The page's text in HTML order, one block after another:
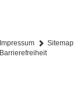
Impressum Sitemap
Barrierefreiheit